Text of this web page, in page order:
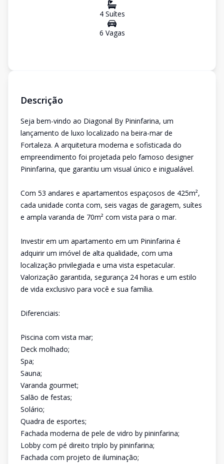
4Suítes
6 Vagas
Descrição
Seja bem-vindo ao Diagonal By Pininfarina, um
lançamento de luxo localizado na beira-mar de
Fortaleza. A arquitetura moderna e sofisticada do
empreendimento foi projetada pelo famoso designer
Pininfarina, que garantiu um visual único e inigualável.
Com 53 andares e apartamentos espaçosos de 425m²,
cada unidade conta com, seis vagas de garagem, suítes
e ampla varanda de 70m² com vista para o mar.
Investir em um apartamento em um Pininfarina é
adquirir um imóvel de alta qualidade, com uma
localização privilegiada e uma vista espetacular.
Valorização garantida, segurança 24 horas e um estilo
de vida exclusivo para você e sua família.
Diferenciais:
Piscina com vista mar;
Deck molhado;
Spa;
Sauna;
Varanda gourmet;
Salão de festas;
Solário;
Quadra de esportes;
Fachada moderna de pele de vidro by pininfarina;
Lobby com pé direito triplo by pininfarina;
Fachada com projeto de iluminação;